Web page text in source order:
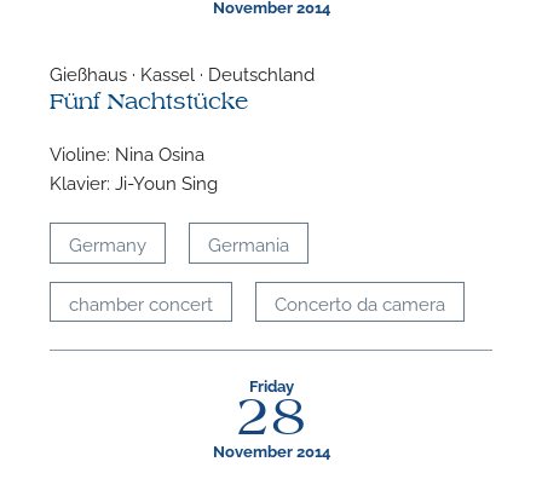
November 2014
Gießhaus · Kassel · Deutschland
Fünf Nachtstücke
Violine: Nina Osina
Klavier: Ji-Youn Sing
Germany Germania
chamber concert Concerto da camera
Friday
28
November 2014